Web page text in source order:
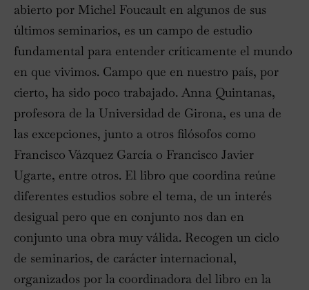
abierto por Michel Foucault en algunos de sus
últimos seminarios, es un campo de estudio
fundamental para entender críticamente el mundo
en que vivimos. Campo que en nuestro país, por
cierto, ha sido poco trabajado. Anna Quintanas,
profesora de la Universidad de Girona, es una de
las excepciones, junto a otros filósofos como
Francisco Vázquez García o Francisco Javier
Ugarte, entre otros. El libro que coordina reúne
diferentes estudios sobre el tema, de un interés
desigual pero que en conjunto nos dan en
conjunto una obra muy válida. Recogen un ciclo
de seminarios, de carácter internacional,
organizados por la coordinadora del libro en la